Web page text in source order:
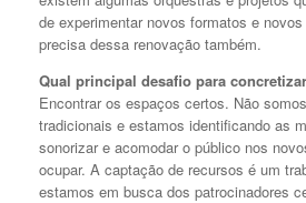
de experimentar novos formatos e
precisa dessa renovação também.
Qual principal desafio para
Encontrar os espaços certos. Não
tradicionais e estamos identificando as
sonorizar e acomodar o público nos
ocupar. A captação de recursos é um
estamos em busca dos patrocinadores